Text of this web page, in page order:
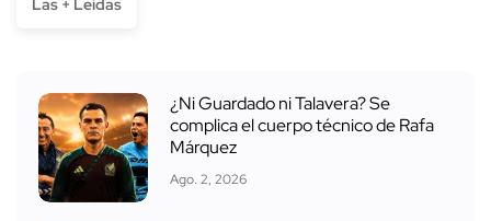
Las + Leídas
¿Ni Guardado ni Talavera? Se
complica el cuerpo técnico de Rafa
Márquez
Ago. 2, 2026